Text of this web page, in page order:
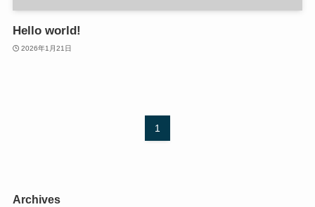
Hello world!
2026年1月21日
1
Archives